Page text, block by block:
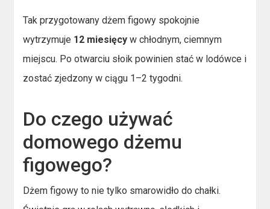
Tak przygotowany dżem figowy spokojnie
wytrzymuje 12 miesięcy w chłodnym, ciemnym
miejscu. Po otwarciu słoik powinien stać w lodówce i
zostać zjedzony w ciągu 1–2 tygodni.
Do czego używać
domowego dżemu
figowego?
Dżem figowy to nie tylko smarowidło do chałki.